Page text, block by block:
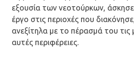
εξουσία των νεοτούρκων, άσκησε
έργο στις περιοχές που
ανεξίτηλα με το πέρασμά του τις
αυτές περιφέρειες.